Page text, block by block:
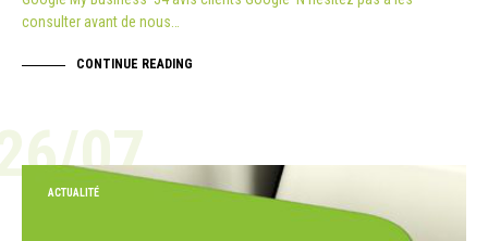
consulter avant de nous…
CONTINUE READING
07
ACTUALITÉ